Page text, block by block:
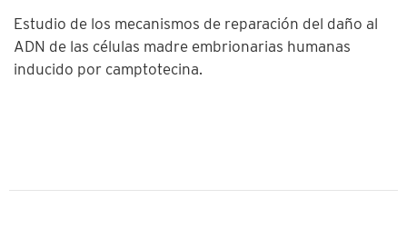
Estudio de los mecanismos de reparación del daño al
ADN de las células madre embrionarias humanas
inducido por camptotecina.